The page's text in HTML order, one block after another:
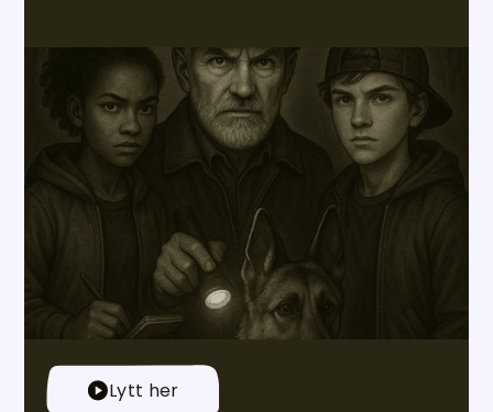
10+ 24 spor
Krimteam Holst
Krimteam Holst tar krim for ungdom på alvor.
Følg privatetterforsker Holst og den gamle
politihunden Labbe, sammen med 16-åringene
Amira og Noah, når de etterforsker skumle
hendelser i et realistisk skildret Oslo – en serie
som er vanskelig å legge fra seg når du først har
startet.
Lytt her